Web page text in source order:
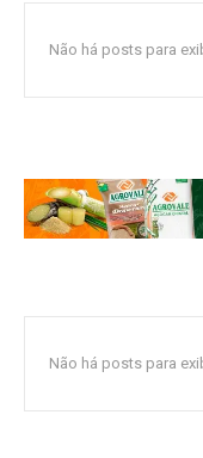
Não há posts para
Não há posts para